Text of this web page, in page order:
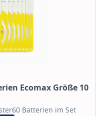
Ecomax Größe 10
Batterien im Set